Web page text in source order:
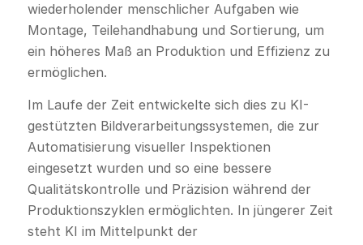
wiederholender menschlicher Aufgaben wie
Montage, Teilehandhabung und Sortierung, um
ein höheres Maß an Produktion und Effizienz zu
ermöglichen.
Im Laufe der Zeit entwickelte sich dies zu KI-
gestützten Bildverarbeitungssystemen, die zur
Automatisierung visueller Inspektionen
eingesetzt wurden und so eine bessere
Qualitätskontrolle und Präzision während der
Produktionszyklen ermöglichten. In jüngerer Zeit
steht KI im Mittelpunkt der